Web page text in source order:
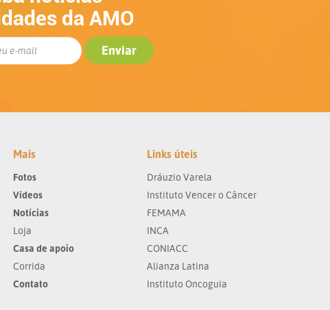
da AMO
Mais
Fotos
Vídeos
Notícias
Loja
Casa de apoio
Corrida
Contato
Links úteis
Dráuzio Varela
Instituto Vencer o Câncer
FEMAMA
INCA
CONIACC
Alianza Latina
Instituto Oncoguia